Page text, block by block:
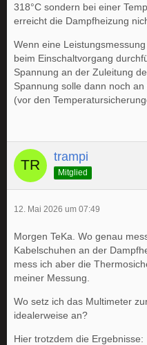
318°C sondern bei einer
erreicht die Dampfheizung
Wenn eine
beim Einschaltvorgang
Spannung an der Zuleitung
Spannung solle dann noch
(vor den
trampi
Mitglied
12. Mai 2026 um 07:49
Morgen TeKa. Wo genau
Kabelschuhen an der
mess ich aber die
meiner Messung.
Wo setz ich das Multimeter
idealerweise an?
Hier trotzdem die Ergebnisse: